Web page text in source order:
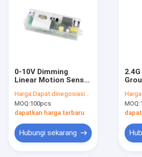
0-10V Dimming
Linear Motion Sensor
Utara MC087V RC
dengan fungsi on/off
Harga:Dapat dinegosiasikan
MOQ:100pcs
dapatkan harga terbaru
Hubungi sekarang
MOQ: